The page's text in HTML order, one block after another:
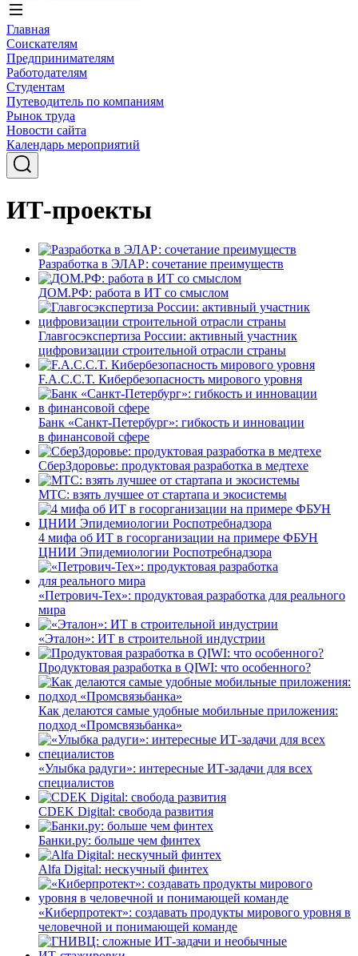
Главная
Соискателям
Предпринимателям
Работодателям
Студентам
Путеводитель по компаниям
Рынок труда
Новости сайта
Календарь мероприятий
ИТ-проекты
Разработка в ЭЛАР: сочетание преимуществ
ДОМ.РФ: работа в ИТ со смыслом
Главгосэкспертиза России: активный участник
цифровизации строительной отрасли страны
F.A.C.C.T. Кибербезопасность мирового уровня
Банк «Санкт-Петербург»: гибкость и инновации
в финансовой сфере
СберЗдоровье: продуктовая разработка в медтехе
МТС: взять лучшее от стартапа и экосистемы
4 мифа об ИТ в госорганизации на примере ФБУН
ЦНИИ Эпидемиологии Роспотребнадзора
«Петрович-Тех»: продуктовая разработка для реального
мира
«Эталон»: ИТ в строительной индустрии
Продуктовая разработка в QIWI: что особенного?
Как делаются самые удобные мобильные приложения:
подход «Промсвязьбанка»
«Улыбка радуги»: интересные ИТ-задачи для всех
специалистов
CDEK Digital: свобода развития
Банки.ру: больше чем финтех
Alfa Digital: нескучный финтех
«Киберпротект»: создавать продукты мирового уровня в
человечной и понимающей команде